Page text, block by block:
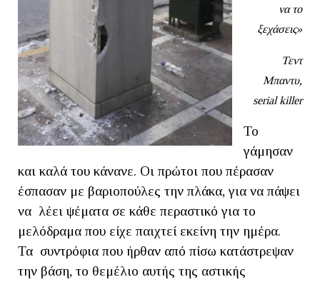
να το
ξεχάσεις»
Τεντ
Μπαντυ,
serialkiller
Το
γάμησαν
και καλά του κάνανε. Οι πρώτοι που πέρασαν
έσπασαν με βαριοπούλες την πλάκα, για να πάψει
να λέει ψέματα σε κάθε περαστικό για το
μελόδραμα που είχε παιχτεί εκείνη την ημέρα.
Τα συντρόφια που ήρθαν από πίσω κατάστρεψαν
την βάση, το θεμέλιο αυτής της αστικής